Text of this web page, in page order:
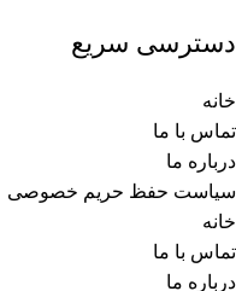
دسترسی سریع
خانه
تماس با ما
درباره ما
سیاست حفظ حریم خصوصی
خانه
تماس با ما
درباره ما